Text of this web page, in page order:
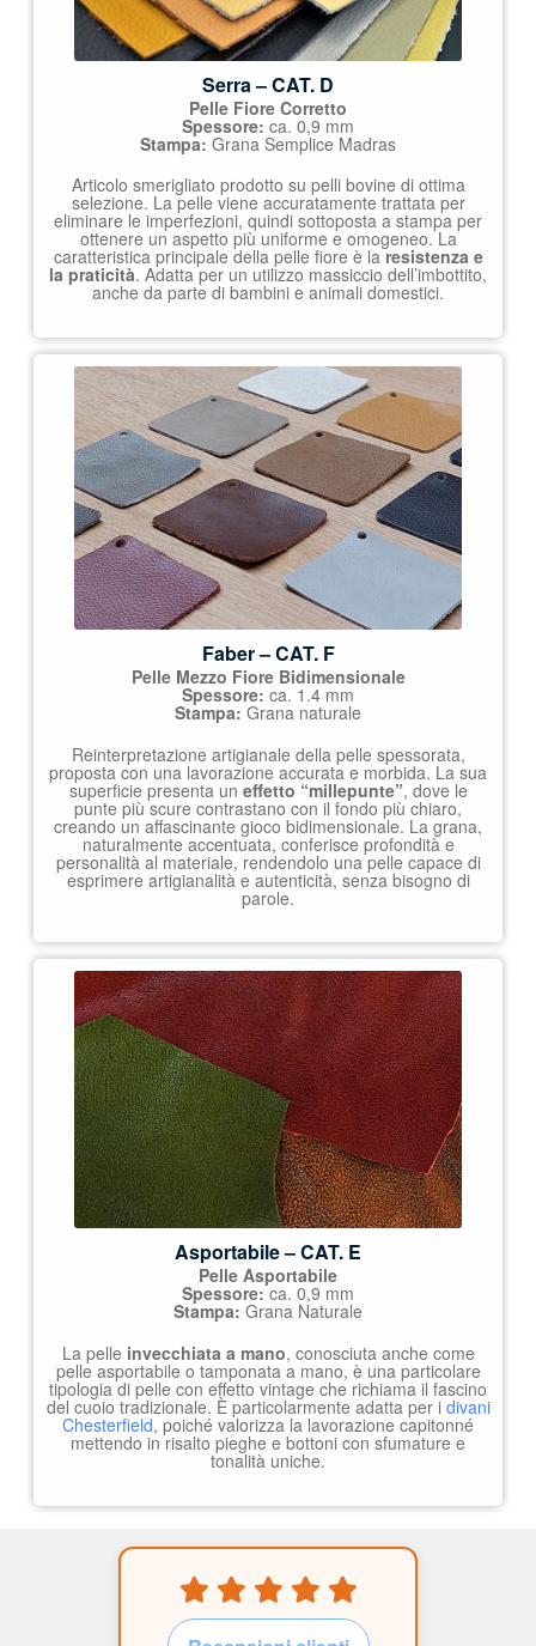
Serra – CAT. D
Pelle Fiore Corretto
Spessore: ca. 0,9 mm
Stampa: Grana Semplice Madras
Articolo smerigliato prodotto su pelli bovine di ottima
selezione. La pelle viene accuratamente trattata per
eliminare le imperfezioni, quindi sottoposta a stampa per
ottenere un aspetto più uniforme e omogeneo. La
caratteristica principale della pelle fiore è laresistenza e
la praticità. Adatta per un utilizzo massiccio dell’imbottito,
anche da parte di bambini e animali domestici.
Faber – CAT. F
Pelle Mezzo Fiore Bidimensionale
Spessore: ca. 1.4 mm
Stampa: Grana naturale
Reinterpretazione artigianale della pelle spessorata,
proposta con una lavorazione accurata e morbida. La sua
superficie presenta un effetto “millepunte”, dove le
punte più scure contrastano con il fondo più chiaro,
creando un affascinante gioco bidimensionale. La grana,
naturalmente accentuata, conferisce profondità e
personalità al materiale, rendendolo una pelle capace di
esprimere artigianalità e autenticità, senza bisogno di
parole.
Asportabile – CAT. E
Pelle Asportabile
Spessore:ca. 0,9 mm
Stampa: Grana Naturale
La pelle invecchiata a mano, conosciuta anche come
pelle asportabile o tamponata a mano, è una particolare
tipologia di pelle con effetto vintage che richiama il fascino
del cuoio tradizionale. È particolarmente adatta per i divani
Chesterfield, poiché valorizza la lavorazione capitonné
mettendo in risalto pieghe e bottoni con sfumature e
tonalità uniche.